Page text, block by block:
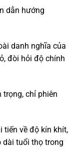
dẫn hướng
danh nghĩa của
đòi hỏi độ chính
chỉ phiên
tiến về độ kín khít,
dài tuổi thọ trong